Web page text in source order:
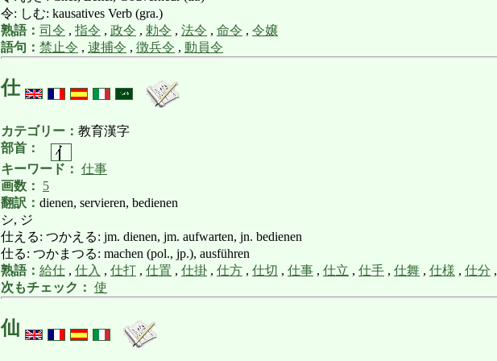
令: しむ: kausatives Verb (gra.)
熟語： 司令 , 指令 , 政令 , 勅令 , 法令 , 命令 , 令嬢
語句： 禁止令 , 逮捕令 , 徴兵令 , 動員令
仕
カテゴリー： 教育漢字
部首：
キーワード： 仕事
画数：
5
翻訳： dienen, servieren, bedienen
シ, ジ
仕える: つかえる: jm. dienen, jm. aufwarten, jn. bedienen
仕る: つかまつる: machen (pol., jp.), ausführen
熟語： 給仕 , 仕入 , 仕打 , 仕置 , 仕掛 , 仕方 , 仕切 , 仕事 , 仕立 , 仕手 , 仕舞 , 仕様 , 仕分 ,
次もチェック： 使
仙